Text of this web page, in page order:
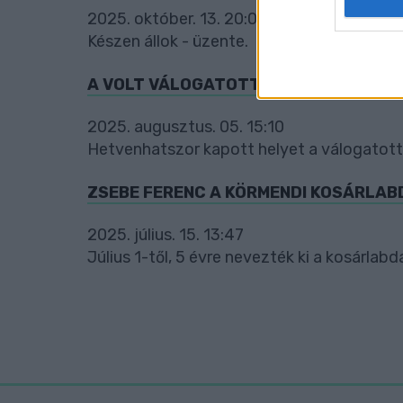
web or
I want
2025. október. 13. 20:06
Készen állok - üzente.
A VOLT VÁLOGATOTT LÓRÁNT PÉTER
2025. augusztus. 05. 15:10
Hetvenhatszor kapott helyet a
ZSEBE FERENC A KÖRMENDI
2025. július. 15. 13:47
Július 1-től, 5 évre nevezték ki a